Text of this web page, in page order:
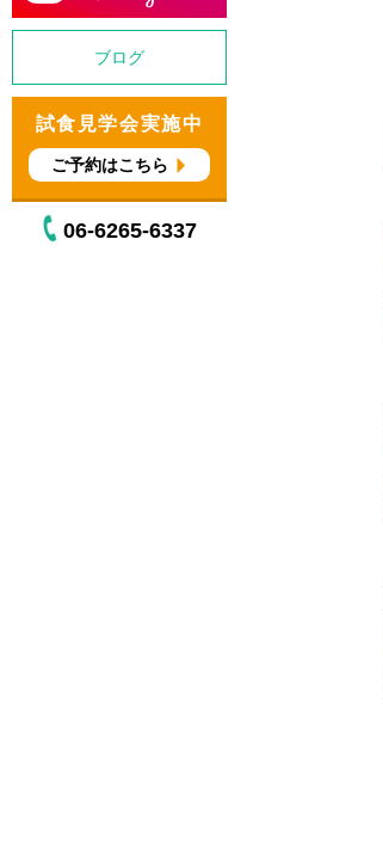
ブログ
試食見学会実施中
ご予約はこちら
06-6265-6337